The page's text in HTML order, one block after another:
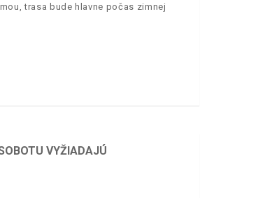
trasa bude hlavne počas zimnej
VYŽIADAJÚ